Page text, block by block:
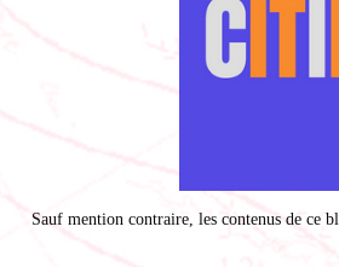
Sauf mention contraire, les contenus de ce